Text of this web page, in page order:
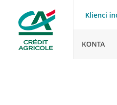
Klienci
KONTA